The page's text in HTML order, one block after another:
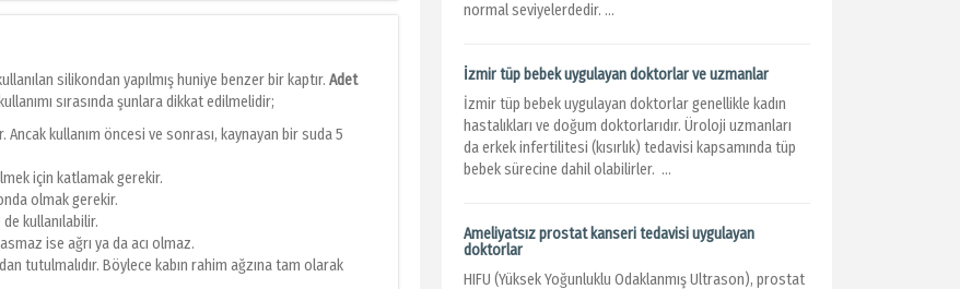
silikondan yapılmış huniye benzer bir kaptır. Adet
kullanımı sırasında şunlara dikkat edilmelidir;
Ancak kullanım öncesi ve sonrası, kaynayan bir suda 5
için katlamak gerekir.
olmak gerekir.
kullanılabilir.
ise ağrı ya da acı olmaz.
tutulmalıdır. Böylece kabın rahim ağzına tam olarak
normal seviyelerdedir. ...
İzmir tüp bebek uygulayan doktorlar ve uzmanlar
İzmir tüp bebek uygulayan doktorlar genellikle kadın
hastalıkları ve doğum doktorlarıdır. Üroloji uzmanları
da erkek infertilitesi (kısırlık) tedavisi kapsamında tüp
bebek sürecine dahil olabilirler. ...
Ameliyatsız prostat kanseri tedavisi uygulayan
doktorlar
HIFU (Yüksek Yoğunluklu Odaklanmış Ultrason), prostat